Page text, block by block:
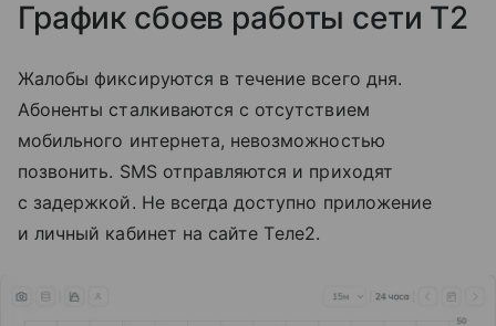
График сбоев работы сети T2
Жалобы фиксируются в течение всего дня.
Абоненты сталкиваются с отсутствием
мобильного интернета, невозможностью
позвонить. SMS отправляются и приходят
с задержкой. Не всегда доступно приложение
и личный кабинет на сайте Tеле2.